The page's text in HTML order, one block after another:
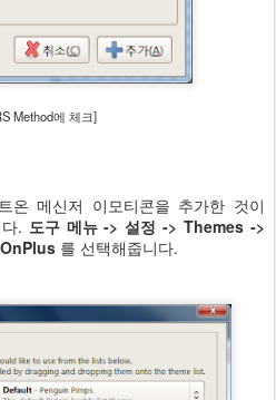
Method에 체크]
온 메신저 이모티콘을 추가한 것이
. 도구 메뉴 -> 설정 -> Themes ->
를 선택해줍니다.